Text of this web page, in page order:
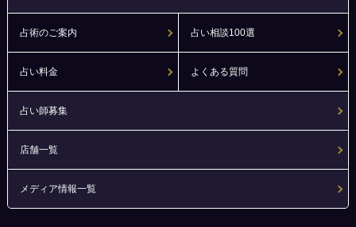
占術のご案内 占い相談100選
占い料金 よくある質問
占い師募集
店舗一覧
メディア情報一覧